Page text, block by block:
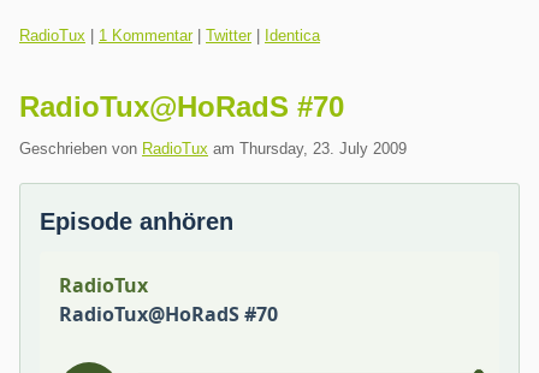
Kategorien:
RadioTux 1 Kommentar| Twitter| Identica
RadioTux@HoRadS #70
Geschrieben von RadioTux am Thursday, 23. July 2009
Episode anhören